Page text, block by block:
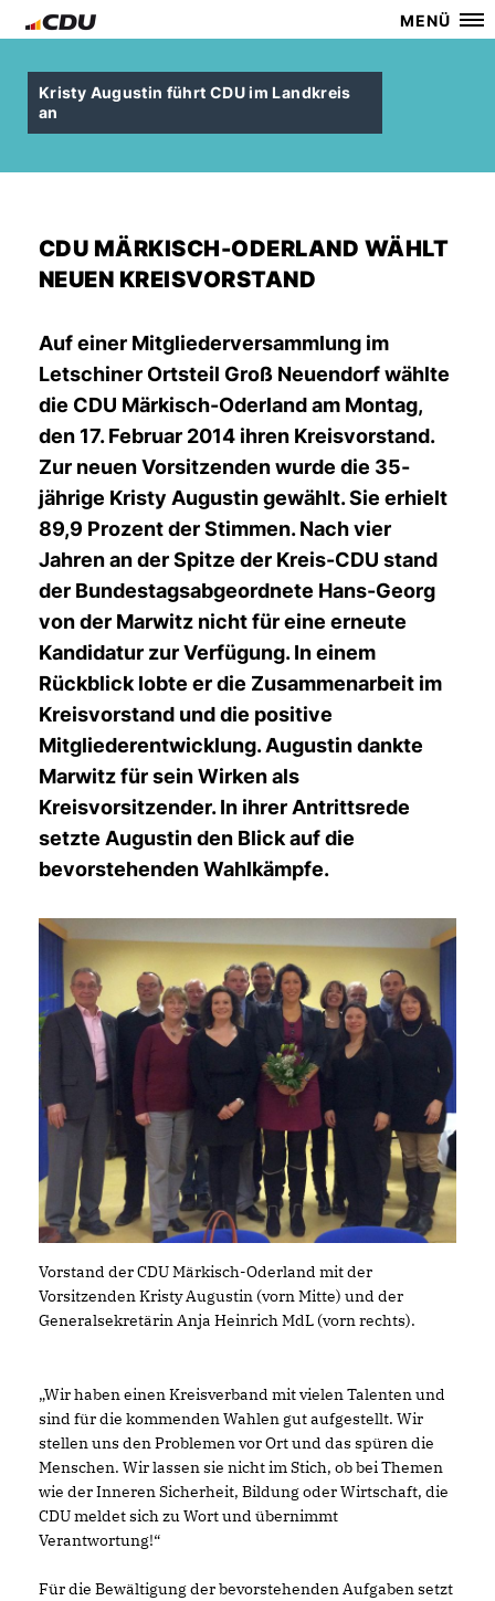
MENÜ
Kristy Augustin führt CDU im Landkreis
an
CDU MÄRKISCH-ODERLAND WÄHLT
NEUEN KREISVORSTAND
Auf einer Mitgliederversammlung im
Letschiner Ortsteil Groß Neuendorf wählte
die CDU Märkisch-Oderland am Montag,
den 17. Februar 2014 ihren Kreisvorstand.
Zur neuen Vorsitzenden wurde die 35-
jährige Kristy Augustin gewählt. Sie erhielt
89,9 Prozent der Stimmen. Nach vier
Jahren an der Spitze der Kreis-CDU stand
der Bundestagsabgeordnete Hans-Georg
von der Marwitz nicht für eine erneute
Kandidatur zur Verfügung. In einem
Rückblick lobte er die Zusammenarbeit im
Kreisvorstand und die positive
Mitgliederentwicklung. Augustin dankte
Marwitz für sein Wirken als
Kreisvorsitzender. In ihrer Antrittsrede
setzte Augustin den Blick auf die
bevorstehenden Wahlkämpfe.
Vorstand der CDU Märkisch-Oderland mit der
Vorsitzenden Kristy Augustin (vorn Mitte) und der
Generalsekretärin Anja Heinrich MdL (vorn rechts).
Wir haben einen Kreisverband mit vielen Talenten und
sind für die kommenden Wahlen gut aufgestellt. Wir
stellen uns den Problemen vor Ort und das spüren die
Menschen. Wir lassen sie nicht im Stich, ob bei Themen
wie der Inneren Sicherheit, Bildung oder Wirtschaft, die
CDU meldet sich zu Wort und übernimmt
Verantwortung!“
Für die Bewältigung der bevorstehenden Aufgaben setzt